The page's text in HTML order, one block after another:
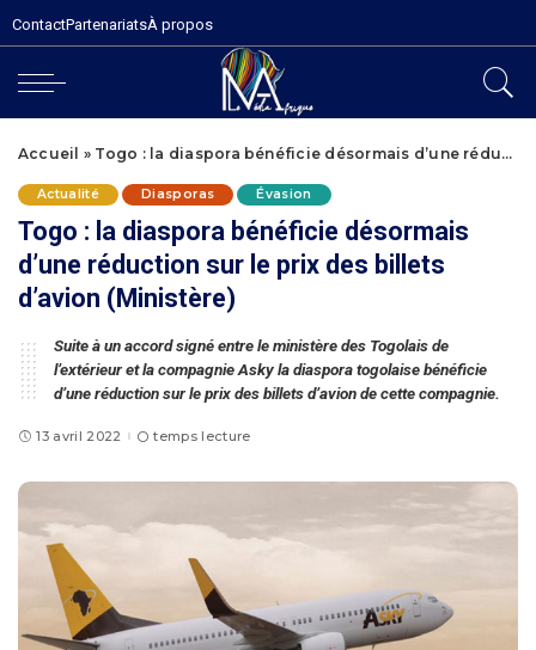
ContactPartenariatsÀ propos
Accueil » Togo : la diaspora bénéficie désormais d’une réduction sur le prix des billets d’avion (Ministère)
Actualité Diasporas Évasion
Togo : la diaspora bénéficie désormais
d’une réduction sur le prix des billets
d’avion (Ministère)
Suite à un accord signé entre le ministère des Togolais de
l’extérieur et la compagnie Asky la diaspora togolaise bénéficie
d’une réduction sur le prix des billets d’avion de cette compagnie.
13 avril 2022 temps lecture